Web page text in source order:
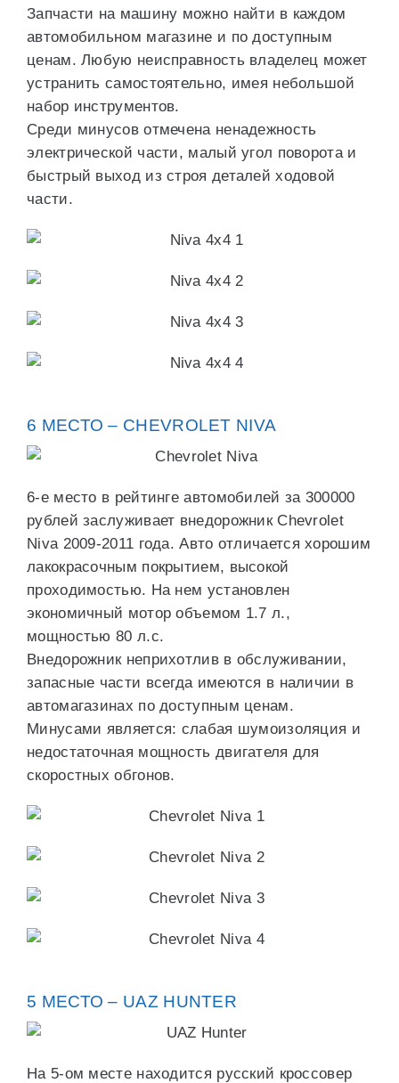
Запчасти на машину можно найти в каждом
автомобильном магазине и по доступным
ценам. Любую неисправность владелец может
устранить самостоятельно, имея небольшой
набор инструментов.
Среди минусов отмечена ненадежность
электрической части, малый угол поворота и
быстрый выход из строя деталей ходовой
части.
6 МЕСТО – CHEVROLET NIVA
6-е место в рейтинге автомобилей за 300000
рублей заслуживает внедорожник Chevrolet
Niva 2009-2011 года. Авто отличается хорошим
лакокрасочным покрытием, высокой
проходимостью. На нем установлен
экономичный мотор объемом 1.7 л.,
мощностью 80 л.с.
Внедорожник неприхотлив в обслуживании,
запасные части всегда имеются в наличии в
автомагазинах по доступным ценам.
Минусами является: слабая шумоизоляция и
недостаточная мощность двигателя для
скоростных обгонов.
5 МЕСТО – UAZ HUNTER
На 5-ом месте находится русский кроссовер